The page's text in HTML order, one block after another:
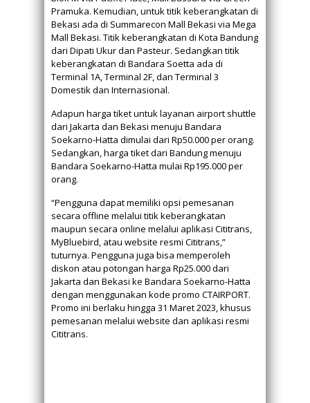
Pramuka. Kemudian, untuk titik keberangkatan di
Bekasi ada di Summarecon Mall Bekasi via Mega
Mall Bekasi. Titik keberangkatan di Kota Bandung
dari Dipati Ukur dan Pasteur. Sedangkan titik
keberangkatan di Bandara Soetta ada di
Terminal 1A, Terminal 2F, dan Terminal 3
Domestik dan Internasional.
Adapun harga tiket untuk layanan airport shuttle
dari Jakarta dan Bekasi menuju Bandara
Soekarno-Hatta dimulai dari Rp50.000 per orang.
Sedangkan, harga tiket dari Bandung menuju
Bandara Soekarno-Hatta mulai Rp195.000 per
orang.
“Pengguna dapat memiliki opsi pemesanan
secara offline melalui titik keberangkatan
maupun secara online melalui aplikasi Cititrans,
MyBluebird, atau website resmi Cititrans,”
tuturnya. Pengguna juga bisa memperoleh
diskon atau potongan harga Rp25.000 dari
Jakarta dan Bekasi ke Bandara Soekarno-Hatta
dengan menggunakan kode promo CTAIRPORT.
Promo ini berlaku hingga 31 Maret 2023, khusus
pemesanan melalui website dan aplikasi resmi
Cititrans.